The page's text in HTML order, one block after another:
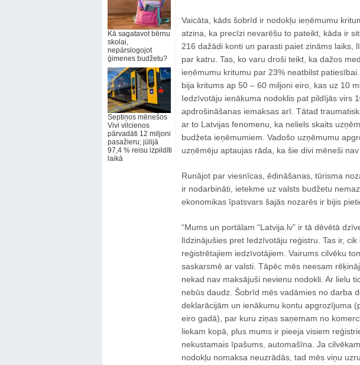
Kā sagatavot bērnu
skolai,
nepārslogojot
ģimenes budžetu?
Septiņos mēnešos
Vivi vilcienos
pārvadāti 12 miljoni
pasažieru; jūlijā
97,4 % reisu izpildīti
laikā
Vaicāta, kāds šobrīd ir nodokļu ieņēmumu
atzina, ka precīzi nevarēšu to pateikt, kāda ir
216 dažādi konti un parasti paiet zināms laiks,
par katru. Tas, ko varu droši teikt, ka dažos
ieņēmumu kritumu par 23% neatbilst
bija kritums ap 50 – 60 miljoni eiro, kas uz 10
Iedzīvotāju ienākuma nodoklis pat pildījās virs
apdrošināšanas iemaksas arī. Tātad
ar to Latvijas fenomenu, ka neliels skaits
budžeta ieņēmumiem. Vadošo uzņēmumu
uzņēmēju aptaujas rāda, ka šie divi mēneši
Runājot par viesnīcas, ēdināšanas, tūrisma
ir nodarbināti, ietekme uz valsts budžetu
ekonomikas īpatsvars šajās nozarēs ir bijis
“Mums un portālam “Latvija.lv” ir tā dēvētā
līdzinājušies pret Iedzīvotāju reģistru. Tas ir,
reģistrētajiem iedzīvotājiem. Vairums cilvēku
saskarsmē ar valsti. Tāpēc mēs neesam
nekad nav maksājuši nevienu nodokli. Ar lielu
nebūs daudz. Šobrīd mēs vadāmies no darba
deklarācijām un ienākumu kontu apgrozījuma
eiro gadā), par kuru ziņas saņemam no
liekam kopā, plus mums ir pieeja visiem
nekustamais īpašums, automašīna. Ja
nodokļu nomaksa neuzrādās, tad mēs viņu